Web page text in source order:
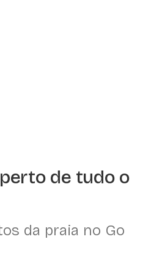
de tudo o
da praia no Go